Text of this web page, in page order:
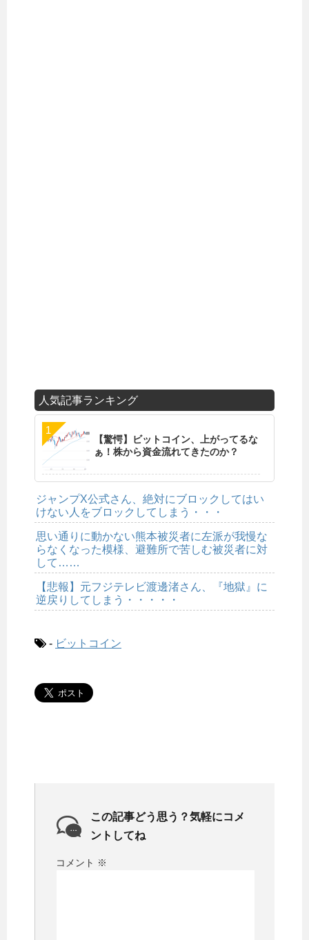
人気記事ランキング
【驚愕】ビットコイン、上がってるな
ぁ！株から資金流れてきたのか？
ジャンプX公式さん、絶対にブロックしてはい
けない人をブロックしてしまう・・・
思い通りに動かない熊本被災者に左派が我慢な
らなくなった模様、避難所で苦しむ被災者に対
して……
【悲報】元フジテレビ渡邊渚さん、『地獄』に
逆戻りしてしまう・・・・・
- ビットコイン
この記事どう思う？気軽にコメ
ントしてね
コメント ※